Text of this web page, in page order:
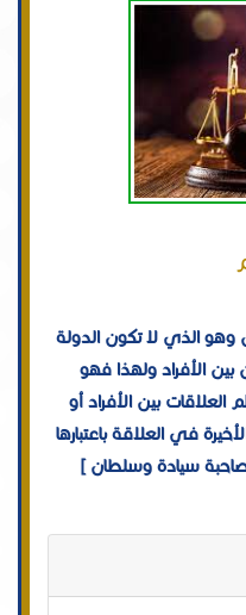
وهو الذي لا تكون الدولة
الأفراد ولهذا فهو
بين الأفراد أو
في العلاقة باعتبارها
صاحبة سيادة وسلطان ]